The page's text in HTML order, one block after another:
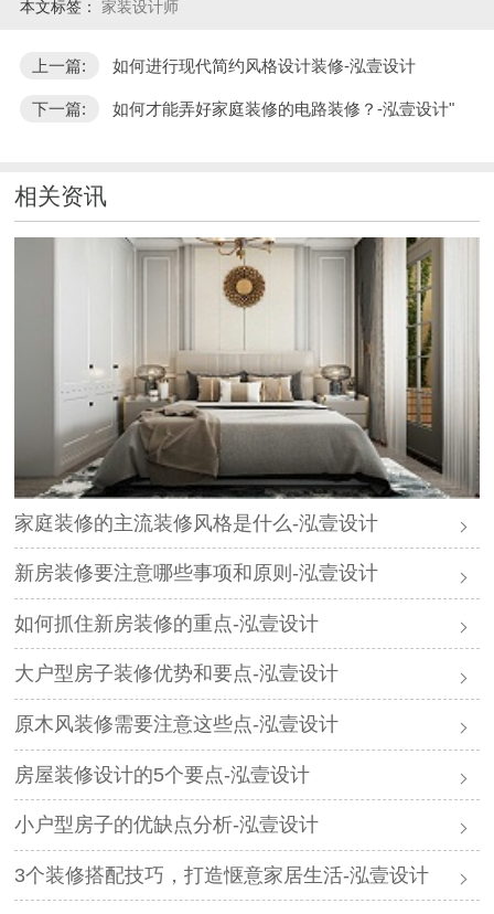
本文标签： 家装设计师
上一篇: 如何进行现代简约风格设计装修-泓壹设计
下一篇: 如何才能弄好家庭装修的电路装修？-泓壹设计"
相关资讯
家庭装修的主流装修风格是什么-泓壹设计
新房装修要注意哪些事项和原则-泓壹设计
如何抓住新房装修的重点-泓壹设计
大户型房子装修优势和要点-泓壹设计
原木风装修需要注意这些点-泓壹设计
房屋装修设计的5个要点-泓壹设计
小户型房子的优缺点分析-泓壹设计
3个装修搭配技巧，打造惬意家居生活-泓壹设计